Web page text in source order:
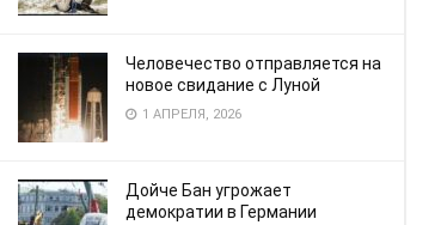
Человечество отправляется на
новое свидание с Луной
1 АПРЕЛЯ, 2026
Дойче Бан угрожает
демократии в Германии